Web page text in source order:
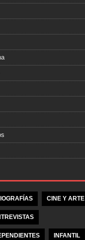
CINE Y ARTE
INFANTIL